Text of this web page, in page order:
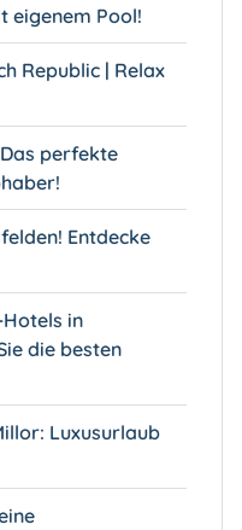
eigenem Pool!
Republic | Relax
perfekte
Entdecke
in
die besten
Luxusurlaub